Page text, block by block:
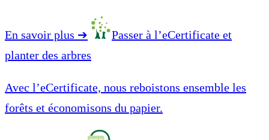
En savoir plus ➔
Passer à l’eCertificate et
planter des arbres
Avec l’eCertificate, nous reboistons ensemble les
forêts et économisons du papier.